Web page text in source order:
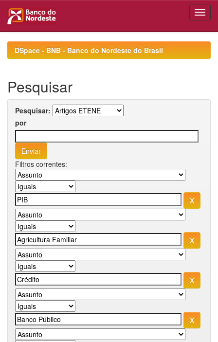
navigationDSpace - BNB - Banco do Nordeste do Brasil
Pesquisar
Pesquisar:
por
Filtros correntes: